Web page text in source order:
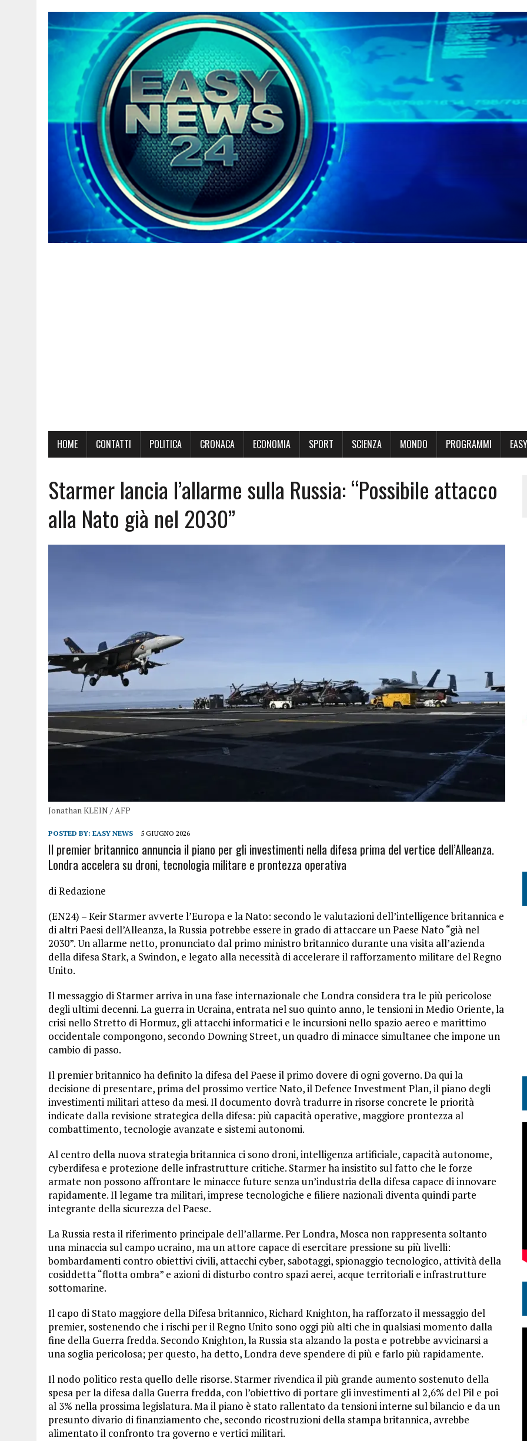
HOME CONTATTI POLITICA CRONACA ECONOMIA SPORT SCIENZA MONDO PROGRAMMI
Starmer lancia l’allarme sulla Russia: “Possibile attacco
alla Nato già nel 2030”
Jonathan KLEIN / AFP
POSTED BY: EASY NEWS 5 GIUGNO 2026
Il premier britannico annuncia il piano per gli investimenti nella difesa prima del vertice dell’Alleanza.
Londra accelera su droni, tecnologia militare e prontezza operativa
di Redazione
(EN24) – Keir Starmer avverte l’Europa e la Nato: secondo le valutazioni dell’intelligence britannica e
di altri Paesi dell’Alleanza, la Russia potrebbe essere in grado di attaccare un Paese Nato “già nel
2030”. Un allarme netto, pronunciato dal primo ministro britannico durante una visita all’azienda
della difesa Stark, a Swindon, e legato alla necessità di accelerare il rafforzamento militare del Regno
Unito.
Il messaggio di Starmer arriva in una fase internazionale che Londra considera tra le più pericolose
degli ultimi decenni. La guerra in Ucraina, entrata nel suo quinto anno, le tensioni in Medio Oriente, la
crisi nello Stretto di Hormuz, gli attacchi informatici e le incursioni nello spazio aereo e marittimo
occidentale compongono, secondo Downing Street, un quadro di minacce simultanee che impone un
cambio di passo.
Il premier britannico ha definito la difesa del Paese il primo dovere di ogni governo. Da qui la
decisione di presentare, prima del prossimo vertice Nato, il Defence Investment Plan, il piano degli
investimenti militari atteso da mesi. Il documento dovrà tradurre in risorse concrete le priorità
indicate dalla revisione strategica della difesa: più capacità operative, maggiore prontezza al
combattimento, tecnologie avanzate e sistemi autonomi.
Al centro della nuova strategia britannica ci sono droni, intelligenza artificiale, capacità autonome,
cyberdifesa e protezione delle infrastrutture critiche. Starmer ha insistito sul fatto che le forze
armate non possono affrontare le minacce future senza un’industria della difesa capace di innovare
rapidamente. Il legame tra militari, imprese tecnologiche e filiere nazionali diventa quindi parte
integrante della sicurezza del Paese.
La Russia resta il riferimento principale dell’allarme. Per Londra, Mosca non rappresenta soltanto
una minaccia sul campo ucraino, ma un attore capace di esercitare pressione su più livelli:
bombardamenti contro obiettivi civili, attacchi cyber, sabotaggi, spionaggio tecnologico, attività della
cosiddetta “flotta ombra” e azioni di disturbo contro spazi aerei, acque territoriali e infrastrutture
sottomarine.
Il capo di Stato maggiore della Difesa britannico, Richard Knighton, ha rafforzato il messaggio del
premier, sostenendo che i rischi per il Regno Unito sono oggi più alti che in qualsiasi momento dalla
fine della Guerra fredda. Secondo Knighton, la Russia sta alzando la posta e potrebbe avvicinarsi a
una soglia pericolosa; per questo, ha detto, Londra deve spendere di più e farlo più rapidamente.
Il nodo politico resta quello delle risorse. Starmer rivendica il più grande aumento sostenuto della
spesa per la difesa dalla Guerra fredda, con l’obiettivo di portare gli investimenti al 2,6% del Pil e poi
al 3% nella prossima legislatura. Ma il piano è stato rallentato da tensioni interne sul bilancio e da un
presunto divario di finanziamento che, secondo ricostruzioni della stampa britannica, avrebbe
alimentato il confronto tra governo e vertici militari.